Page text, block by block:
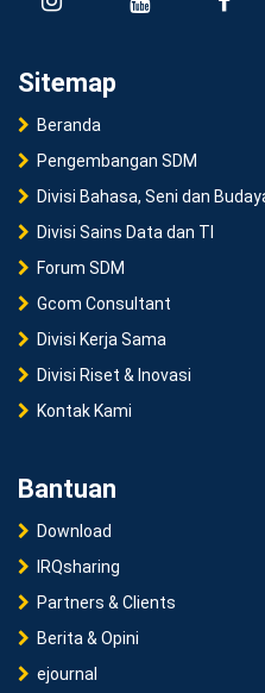
Sitemap
Beranda
Pengembangan SDM
Divisi Bahasa, Seni dan
Divisi Sains Data dan TI
Forum SDM
Gcom Consultant
Divisi Kerja Sama
Divisi Riset & Inovasi
Kontak Kami
Bantuan
Download
IRQsharing
Partners & Clients
Berita & Opini
ejournal